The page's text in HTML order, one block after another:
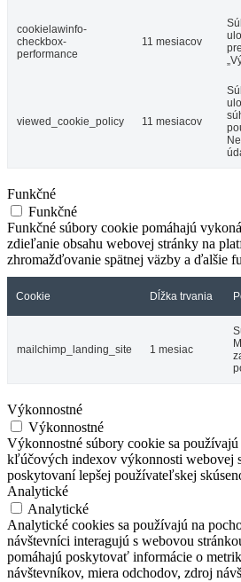
cookielawinfo-
checkbox-
performance
11 mesiacov
viewed_cookie_policy 11 mesiacov
Funkčné
Funkčné
Funkčné súbory cookie pomáhajú
zdieľanie obsahu webovej stránky na
zhromažďovanie spätnej väzby a ďalšie
Cookie Dĺžka trvania
mailchimp_landing_site 1 mesiac
Výkonnostné
Výkonnostné
Výkonnostné súbory cookie sa používajú
kľúčových indexov výkonnosti webovej
poskytovaní lepšej používateľskej
Analytické
Analytické
Analytické cookies sa používajú na
návštevníci interagujú s webovou
pomáhajú poskytovať informácie o
návštevníkov, miera odchodov, zdroj